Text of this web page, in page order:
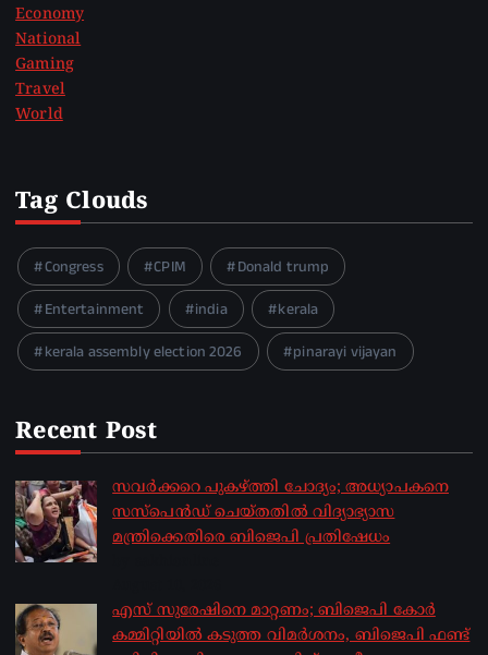
Economy
National
Gaming
Travel
World
Tag Clouds
Congress CPIM
Donald trump
Entertainment
india
kerala
kerala assembly election 2026
pinarayi vijayan
Recent Post
സവര്‍ക്കറെ പുകഴ്ത്തി ചോദ്യം; അധ്യാപകനെ
സസ്‌പെന്‍ഡ് ചെയ്തതില്‍ വിദ്യാഭ്യാസ
മന്ത്രിക്കെതിരെ ബിജെപി പ്രതിഷേധം
എസ് സുരേഷിനെ മാറ്റണം; ബിജെപി കോർ
കമ്മിറ്റിയിൽ കടുത്ത വിമർശനം, ബിജെപി ഫണ്ട്